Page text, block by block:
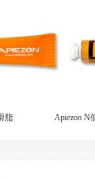
脂 Apiezon N